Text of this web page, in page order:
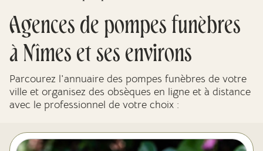
Prévoyance
Monument funéraire
Agences de pompes funèbres
à Nîmes et ses environs
Parcourez l'annuaire des pompes funèbres de votre
ville et organisez des obsèques en ligne et à distance
avec le professionnel de votre choix :